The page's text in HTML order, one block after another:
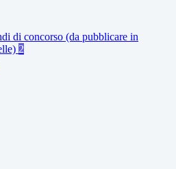
di concorso (da pubblicare in
2